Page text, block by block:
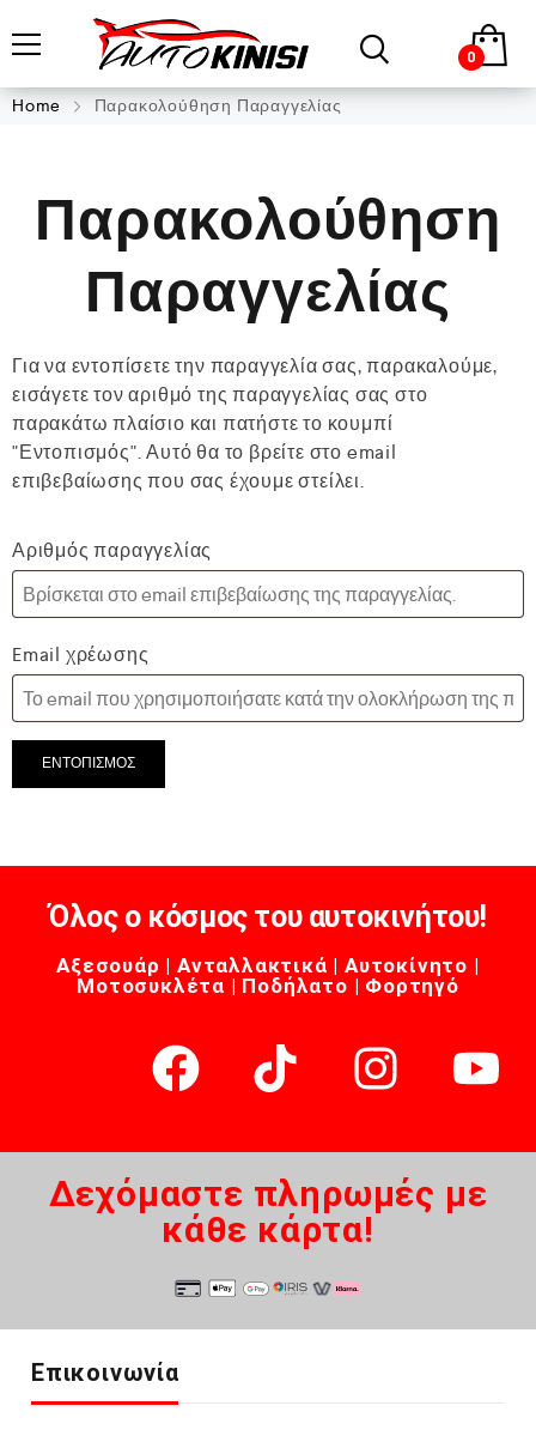
0
Home Παρακολούθηση Παραγγελίας
Παρακολούθηση
Παραγγελίας
Για να εντοπίσετε την παραγγελία σας, παρακαλούμε,
εισάγετε τον αριθμό της παραγγελίας σας στο
παρακάτω πλαίσιο και πατήστε το κουμπί
"Εντοπισμός". Αυτό θα το βρείτε στο email
επιβεβαίωσης που σας έχουμε στείλει.
Αριθμός παραγγελίας
Email χρέωσης
ΕΝΤΟΠΙΣΜΌΣ
Όλος ο κόσμος του αυτοκινήτου!
Αξεσουάρ | Ανταλλακτικά | Αυτοκίνητο |
Μοτοσυκλέτα | Ποδήλατο | Φορτηγό
Δεχόμαστε πληρωμές με
κάθε κάρτα!
Επικοινωνία